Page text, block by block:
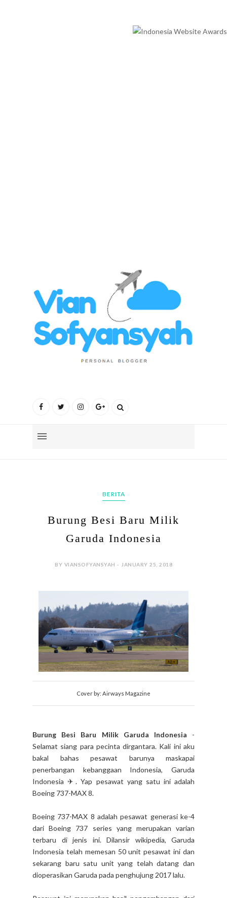
BERITA
Burung Besi Baru Milik
Garuda Indonesia
BY VIANSOFYANSYAH - JANUARY 25, 2018
Cover by: Airways Magazine
Burung Besi Baru Milik Garuda Indonesia -
Selamat siang para pecinta dirgantara. Kali ini aku
bakal bahas pesawat barunya maskapai
penerbangan kebanggaan Indonesia, Garuda
Indonesia ✈. Yap pesawat yang satu ini adalah
Boeing 737-MAX 8.
Boeing 737-MAX 8 adalah pesawat generasi ke-4
dari Boeing 737 series yang merupakan varian
terbaru di jenis ini. Dilansir wikipedia, Garuda
Indonesia telah memesan 50 unit pesawat ini dan
sekarang baru satu unit yang telah datang dan
dioperasikan Garuda pada penghujung 2017 lalu.